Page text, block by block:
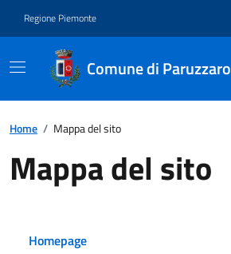
Regione Piemonte
Comune di Paruzzaro
Home / Mappa del sito
Mappa del sito
Homepage